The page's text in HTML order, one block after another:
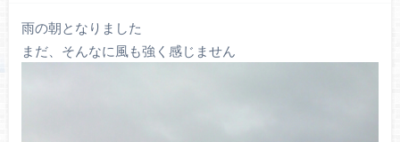
雨の朝となりました
まだ、そんなに風も強く感じません